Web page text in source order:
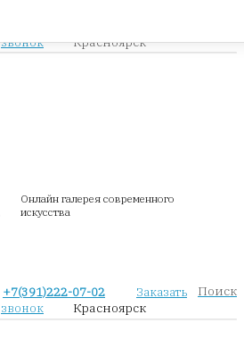
звонок
Красноярск
Онлайн галерея современного
искусства
+7(391)222-07-02
Заказать
звонок
Красноярск
Поиск